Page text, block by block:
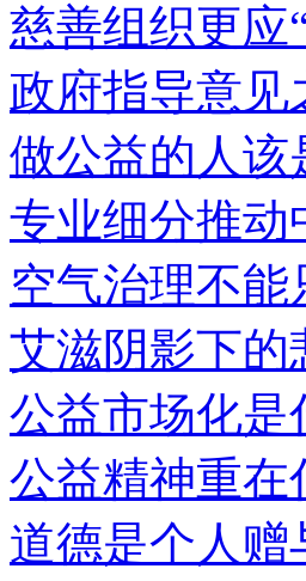
慈善组织更应
政府指导意见
做公益的人该
专业细分推动
空气治理不能
艾滋阴影下的
公益市场化是
公益精神重在
道德是个人赠